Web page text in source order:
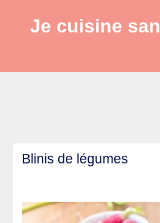
Je cuisine
Blinis de légumes